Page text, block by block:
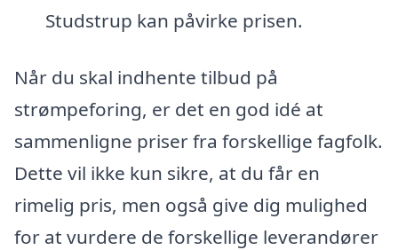
Studstrup kan påvirke prisen.
Når du skal indhente tilbud på
strømpeforing, er det en god idé at
sammenligne priser fra forskellige fagfolk.
Dette vil ikke kun sikre, at du får en
rimelig pris, men også give dig mulighed
for at vurdere de forskellige leverandører